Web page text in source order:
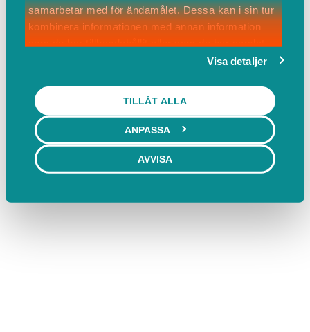
samarbetar med för ändamålet. Dessa kan i sin tur
kombinera informationen med annan information
Visa detaljer
TILLÅT ALLA
ANPASSA
AVVISA